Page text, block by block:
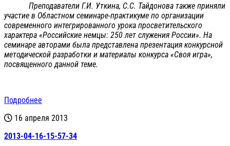
Преподаватели Г.И. Уткина, С.С. Тайдонова также приняли
участие в Областном семинаре-практикуме по организации
современного интегрированного урока просветительского
характера «Российские немцы: 250 лет служения России». На
семинаре авторами была представлена презентация конкурсной
методической разработки и материалы конкурса «Своя игра»,
посвященного данной теме.
Подробнее
16 апреля 2013
2013-04-16-15-57-34